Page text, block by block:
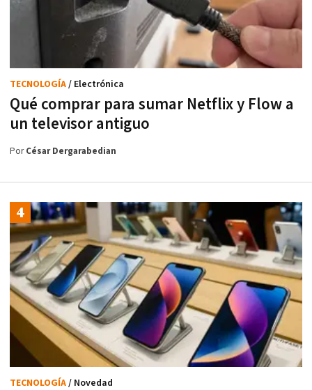
Qué comprar para sumar Netflix y Flow a
un televisor antiguo
TECNOLOGÍA/ Electrónica
PorCésar Dergarabedian
TECNOLOGÍA/ Novedad